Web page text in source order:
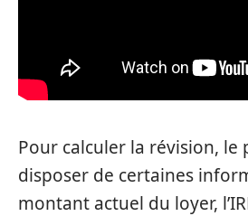
Pour calculer la révision,
disposer de certaines
montant actuel du loyer,